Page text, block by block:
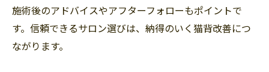
施術後のアドバイスやアフターフォローもポイントで
す。信頼できるサロン選びは、納得のいく猫背改善につ
ながります。